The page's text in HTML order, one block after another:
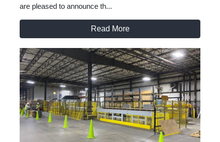
are pleased to announce th...
Read More